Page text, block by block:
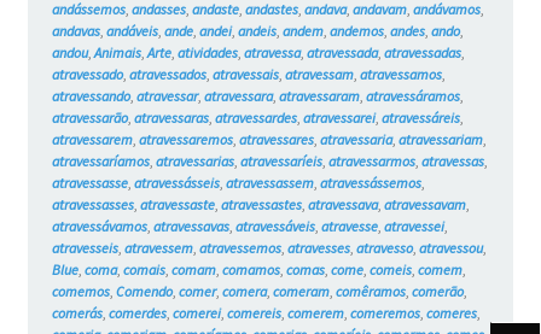
andássemos, andasses, andaste, andastes, andava, andavam, andávamos,
andavas, andáveis, ande, andei, andeis, andem, andemos, andes, ando,
andou, Animais, Arte, atividades, atravessa, atravessada, atravessadas,
atravessado, atravessados, atravessais, atravessam, atravessamos,
atravessando, atravessar, atravessara, atravessaram, atravessáramos,
atravessarão, atravessaras, atravessardes, atravessarei, atravessáreis,
atravessarem, atravessaremos, atravessares, atravessaria, atravessariam,
atravessaríamos, atravessarias, atravessaríeis, atravessarmos, atravessas,
atravessasse, atravessásseis, atravessassem, atravessássemos,
atravessasses, atravessaste, atravessastes, atravessava, atravessavam,
atravessávamos, atravessavas, atravessáveis, atravesse, atravessei,
atravesseis, atravessem, atravessemos, atravesses, atravesso, atravessou,
Blue, coma, comais, comam, comamos, comas, come, comeis, comem,
comemos, Comendo, comer, comera, comeram, comêramos, comerão,
comerás, comerdes, comerei, comereis, comerem, comeremos, comeres,